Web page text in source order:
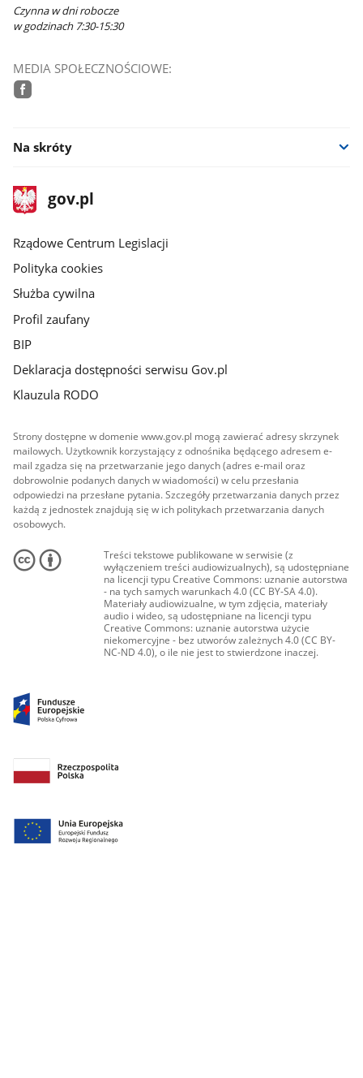
Czynna w dni robocze
w godzinach 7:30-15:30
MEDIA SPOŁECZNOŚCIOWE:
Na skróty
stopka
gov.plStrona
gov.pl
Rządowe Centrum Legislacji
Polityka cookies
Służba cywilna
Profil zaufany
BIP
Deklaracja dostępności serwisu Gov.pl
Klauzula RODO
Strony dostępne w domenie www.gov.pl mogą zawierać adresy skrzynek
mailowych. Użytkownik korzystający z odnośnika będącego adresem e-
mail zgadza się na przetwarzanie jego danych (adres e-mail oraz
dobrowolnie podanych danych w wiadomości) w celu przesłania
odpowiedzi na przesłane pytania. Szczegóły przetwarzania danych przez
każdą z jednostek znajdują się w ich politykach przetwarzania danych
osobowych.
Treści tekstowe publikowane w serwisie (z
wyłączeniem treści audiowizualnych), są udostępniane
na licencji typu Creative Commons: uznanie autorstwa
- na tych samych warunkach 4.0 (CC BY-SA 4.0).
Materiały audiowizualne, w tym zdjęcia, materiały
audio i wideo, są udostępniane na licencji typu
Creative Commons: uznanie autorstwa użycie
niekomercyjne - bez utworów zależnych 4.0 (CC BY-
NC-ND 4.0), o ile nie jest to stwierdzone inaczej.